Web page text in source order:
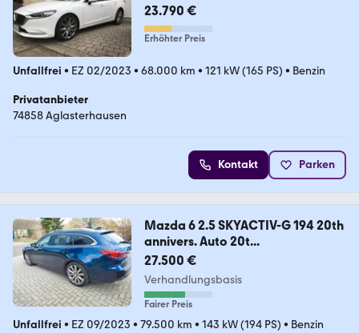
23.790 €
Erhöhter Preis
Unfallfrei • EZ 02/2023 • 68.000 km • 121 kW (165 PS) • Benzin
Privatanbieter
74858 Aglasterhausen
Kontakt Parken
Mazda 6 2.5 SKYACTIV-G 194 20th
annivers. Auto 20t...
27.500 €
Verhandlungsbasis
Fairer Preis
Unfallfrei • EZ 09/2023 • 79.500 km • 143 kW (194 PS) • Benzin